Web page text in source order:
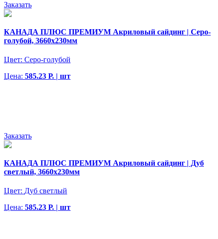
Заказать
КАНАДА ПЛЮС ПРЕМИУМ Акриловый сайдинг | Серо-
голубой, 3660х230мм
Цвет: Серо-голубой
Цена: 585.23 Р. | шт
Заказать
КАНАДА ПЛЮС ПРЕМИУМ Акриловый сайдинг | Дуб
светлый, 3660х230мм
Цвет: Дуб светлый
Цена: 585.23 Р. | шт